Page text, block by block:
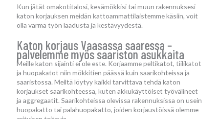
Kun jätät omakotitalosi, kesämökkisi tai muun rakennuksesi
katon korjauksen meidän kattoammattilaistemme käsiin, voit
olla varma työn laadusta ja kestävyydestä.
Katon korjaus Vaasassa saaressa –
palvelemme myös saariston asukkaita
Meille katon sijainti ei ole este. Korjaamme peltikatot, tiilikatot
ja huopakatot niin mökkitien päässä kuin saarikohteissa ja
saaristossa. Meiltä löytyy kaikki tarvittava tehdä katon
korjaukset saarikohteessa, kuten akkukäyttöiset työvälineet
ja aggregaatit. Saarikohteissa olevissa rakennuksissa on usein
huopakatto tai palahuopakatto, joiden korjaustöissä olemme